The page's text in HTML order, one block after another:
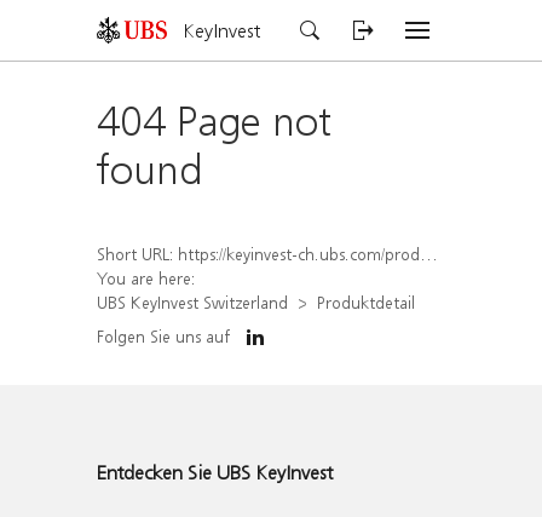
KeyInvest
404 Page not
found
Short URL: https://keyinvest-ch.ubs.com/produkt/detail/index/isin/CH1572294739
You are here:
UBS KeyInvest Switzerland
Produktdetail
Folgen Sie uns auf
Entdecken Sie UBS KeyInvest